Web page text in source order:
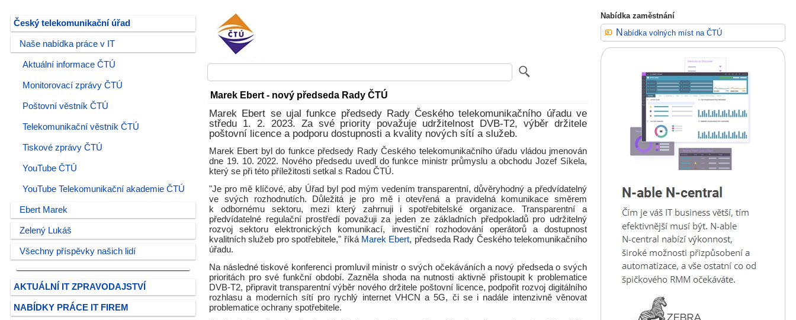
Český telekomunikační úřad
Naše nabídka práce v IT
Aktuální informace ČTÚ
Monitorovací zprávy ČTÚ
Poštovní věstník ČTÚ
Telekomunikační věstník ČTÚ
Tiskové zprávy ČTÚ
YouTube ČTÚ
YouTube Telekomunikační akademie ČTÚ
Ebert Marek
Zelený Lukáš
Všechny příspěvky našich lidí
AKTUÁLNÍ IT ZPRAVODAJSTVÍ
NABÍDKY PRÁCE IT FIREM
Marek Ebert - nový předseda Rady ČTÚ
Marek Ebert se ujal funkce předsedy Rady Českého telekomunikačního úřadu ve
středu 1. 2. 2023. Za své priority považuje udržitelnost DVB-T2, výběr držitele
poštovní licence a podporu dostupnosti a kvality nových sítí a služeb.
Marek Ebert byl do funkce předsedy Rady Českého telekomunikačního úřadu vládou jmenován
dne 19. 10. 2022. Nového předsedu uvedl do funkce ministr průmyslu a obchodu Jozef Síkela,
který se při této příležitosti setkal s Radou ČTÚ.
"Je pro mě klíčové, aby Úřad byl pod mým vedením transparentní, důvěryhodný a předvídatelný
ve svých rozhodnutích. Důležitá je pro mě i otevřená a pravidelná komunikace směrem
k odbornému sektoru, mezi který zahrnuji i spotřebitelské organizace. Transparentní a
předvídatelné regulační prostředí považuji za jeden ze základních předpokladů pro udržitelný
rozvoj sektoru elektronických komunikací, investiční rozhodování operátorů a dostupnost
kvalitních služeb pro spotřebitele," říká Marek Ebert, předseda Rady Českého telekomunikačního
úřadu.
Na následné tiskové konferenci promluvil ministr o svých očekáváních a nový předseda o svých
prioritách pro své funkční období. Zazněla shoda na nutnosti aktivně přistoupit k problematice
DVB-T2, připravit transparentní výběr nového držitele poštovní licence, podpořit rozvoj digitálního
rozhlasu a moderních sítí pro rychlý internet VHCN a 5G, či se i nadále intenzivně věnovat
problematice ochrany spotřebitele.
Nabídka zaměstnání
Nabídka volných míst na ČTÚ